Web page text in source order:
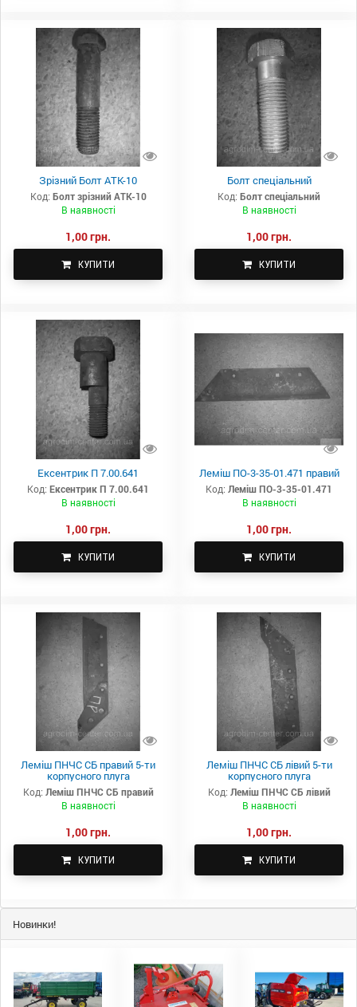
Зрізний Болт АТК-10
Код: Болт зрізний АТК-10
В наявності
1,00 грн.
КУПИТИ
Болт спеціальний
Код: Болт спеціальний
В наявності
1,00 грн.
КУПИТИ
Ексентрик П 7.00.641
Код: Ексентрик П 7.00.641
В наявності
1,00 грн.
КУПИТИ
Леміш ПО-3-35-01.471 правий
Код: Леміш ПО-3-35-01.471
В наявності
1,00 грн.
КУПИТИ
Леміш ПНЧС СБ правий 5-ти
корпусного плуга
Код: Леміш ПНЧС СБ правий
В наявності
1,00 грн.
КУПИТИ
Леміш ПНЧС СБ лівий 5-ти
корпусного плуга
Код: Леміш ПНЧС СБ лівий
В наявності
1,00 грн.
КУПИТИ
Новинки!